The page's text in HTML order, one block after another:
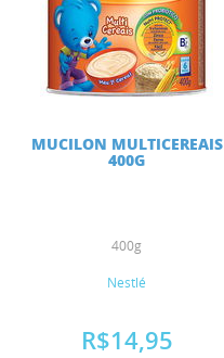
MUCILON MULTICEREAIS
400G
400g
Nestlé
R$14,95